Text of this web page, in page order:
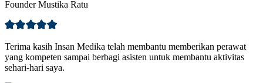
Founder Mustika Ratu
Terima kasih Insan Medika telah membantu memberikan perawat
yang kompeten sampai berbagi asisten untuk membantu aktivitas
sehari-hari saya.